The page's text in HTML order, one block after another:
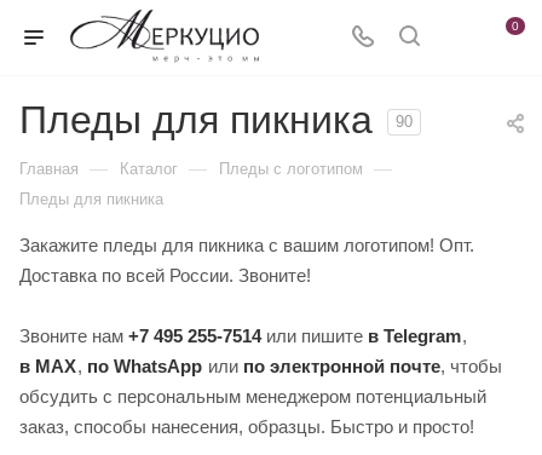
0
Пледы для пикника 90
Главная — Каталог — Пледы с логотипом —
Пледы для пикника
Закажите пледы для пикника с вашим логотипом! Опт.
Доставка по всей России. Звоните!
Звоните нам +7 495 255-7514или пишите в Telegram,
в MAX, по WhatsApp или по электронной почте, чтобы
обсудить с персональным менеджером потенциальный
заказ, способы нанесения, образцы. Быстро и просто!